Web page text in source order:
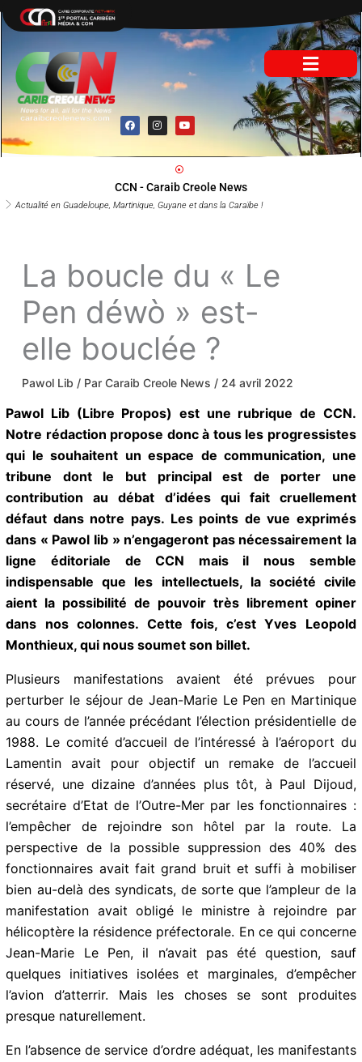
au
F
a
c
b
k
I
n
s
a
a
Y
o
u
u
b
Actualité en Guadeloupe, Martinique, Guyane et dans la Caraïbe !
CCN - Caraib Creole News
La boucle du « Le
Pen déwò » est-
elle bouclée ?
Pawol Lib / ParCaraib Creole News / 24 avril
Pawol Lib (Libre Propos) est une rubrique de CCN.
Notre rédaction propose donc à tous les
progressistes qui le souhaitent un espace de
communication, une tribune dont le but principal est
de porter une contribution au débat d’idées qui fait
cruellement défaut dans notre pays. Les points de
vue exprimés dans « Pawol Iib » n’engageront pas
nécessairement la ligne éditoriale de CCN mais il
nous semble indispensable que les intellectuels, la
société civile aient la possibilité de pouvoir très
librement opiner dans nos colonnes. Cette fois, c’est
Plusieurs manifestations avaient été prévues pour
perturber le séjour de Jean-Marie Le Pen en
Martinique au cours de l’année précédant l’élection
présidentielle de 1988. Le comité d’accueil de
l’intéressé à l’aéroport du Lamentin avait pour objectif
un remake de l’accueil réservé, une dizaine d’années
plus tôt, à Paul Dijoud, secrétaire d’Etat de l’Outre-Mer
par les fonctionnaires : l’empêcher de rejoindre son
hôtel par la route. La perspective de la possible
suppression des 40% des fonctionnaires avait fait
grand bruit et suffi à mobiliser bien au-delà des
syndicats, de sorte que l’ampleur de la manifestation
avait obligé le ministre à rejoindre par hélicoptère la
résidence préfectorale. En ce qui concerne Jean-Marie
Le Pen, il n’avait pas été question, sauf quelques
initiatives isolées et marginales, d’empêcher l’avion
naturellement.